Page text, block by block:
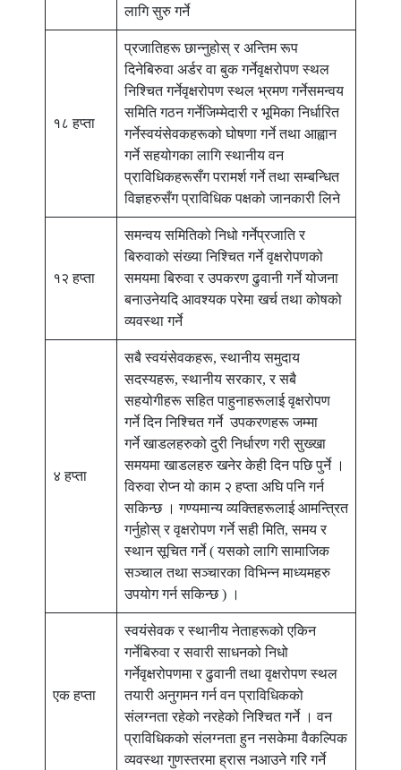
लागि सुरु गर्ने
१८ हप्ता
प्रजातिहरू छान्नुहोस् र अन्तिम रूप
दिनेबिरुवा अर्डर वा बुक गर्नेवृक्षरोपण स्थल
निश्चित गर्नेवृक्षरोपण स्थल भ्रमण गर्नेसमन्वय
समिति गठन गर्नेजिम्मेदारी र भूमिका निर्धारित
गर्नेस्वयंसेवकहरूको घोषणा गर्ने तथा आह्वान
गर्ने सहयोगका लागि स्थानीय वन
प्राविधिकहरूसँग परामर्श गर्ने तथा सम्बन्धित
विज्ञहरुसँग प्राविधिक पक्षको जानकारी लिने
१२ हप्ता
समन्वय समितिको निधो गर्नेप्रजाति र
बिरुवाको संख्या निश्चित गर्ने वृक्षरोपणको
समयमा बिरुवा र उपकरण ढुवानी गर्ने योजना
बनाउनेयदि आवश्यक परेमा खर्च तथा कोषको
व्यवस्था गर्ने
४ हप्ता
सबै स्वयंसेवकहरू, स्थानीय समुदाय
सदस्यहरू, स्थानीय सरकार, र सबै
सहयोगीहरू सहित पाहुनाहरूलाई वृक्षरोपण
गर्ने दिन निश्चित गर्ने उपकरणहरू जम्मा
गर्ने खाडलहरुको दुरी निर्धारण गरी सुख्खा
समयमा खाडलहरु खनेर केही दिन पछि पुर्ने ।
विरुवा रोप्न यो काम २ हप्ता अघि पनि गर्न
सकिन्छ । गण्यमान्य व्यक्तिहरूलाई आमन्त्रित
गर्नुहोस् र वृक्षरोपण गर्ने सही मिति, समय र
स्थान सूचित गर्ने ( यसको लागि सामाजिक
सञ्चाल तथा सञ्चारका विभिन्न माध्यमहरु
उपयोग गर्न सकिन्छ ) ।
एक हप्ता
स्वयंसेवक र स्थानीय नेताहरूको एकिन
गर्नेबिरुवा र सवारी साधनको निधो
गर्नेवृक्षरोपणमा र ढुवानी तथा वृक्षरोपण स्थल
तयारी अनुगमन गर्न वन प्राविधिकको
संलग्नता रहेको नरहेको निश्चित गर्ने । वन
प्राविधिकको संलग्नता हुन नसकेमा वैकल्पिक
व्यवस्था गुणस्तरमा ह्रास नआउने गरि गर्ने